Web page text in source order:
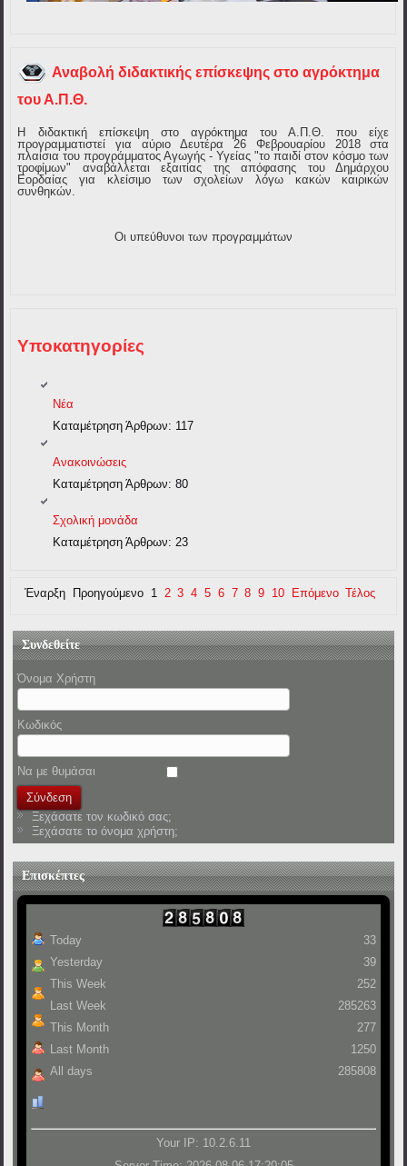
Αναβολή διδακτικής επίσκεψης στο αγρόκτημα
του Α.Π.Θ.
Η διδακτική επίσκεψη στο αγρόκτημα του Α.Π.Θ. που είχε
προγραμματιστεί για αύριο Δευτέρα 26 Φεβρουαρίου 2018 στα
πλαίσια του προγράμματος Αγωγής - Υγείας "το παιδί στον κόσμο των
τροφίμων" αναβάλλεται εξαιτίας της απόφασης του Δημάρχου
Εορδαίας για κλείσιμο των σχολείων λόγω κακών καιρικών
συνθηκών.
Οι υπεύθυνοι των προγραμμάτων
Υποκατηγορίες
Νέα
Καταμέτρηση Άρθρων: 117
Ανακοινώσεις
Καταμέτρηση Άρθρων: 80
Σχολική μονάδα
Καταμέτρηση Άρθρων: 23
Έναρξη Προηγούμενο 1 2 3 4 5 6 7 8 9 10 Επόμενο Τέλος
Συνδεθείτε
Όνομα Χρήστη
Κωδικός
Να με θυμάσαι
Ξεχάσατε τον κωδικό σας;
Ξεχάσατε το όνομα χρήστη;
Επισκέπτες
Today
Yesterday
This Week
Last Week
This Month
Last Month
All days
33
39
252
285263
277
1250
285808
Your IP: 10.2.6.11